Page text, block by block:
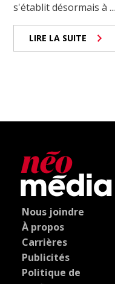
s'établit désormais à ...
LIRE LA SUITE
Nous joindre
À propos
Carrières
Publicités
Politique de